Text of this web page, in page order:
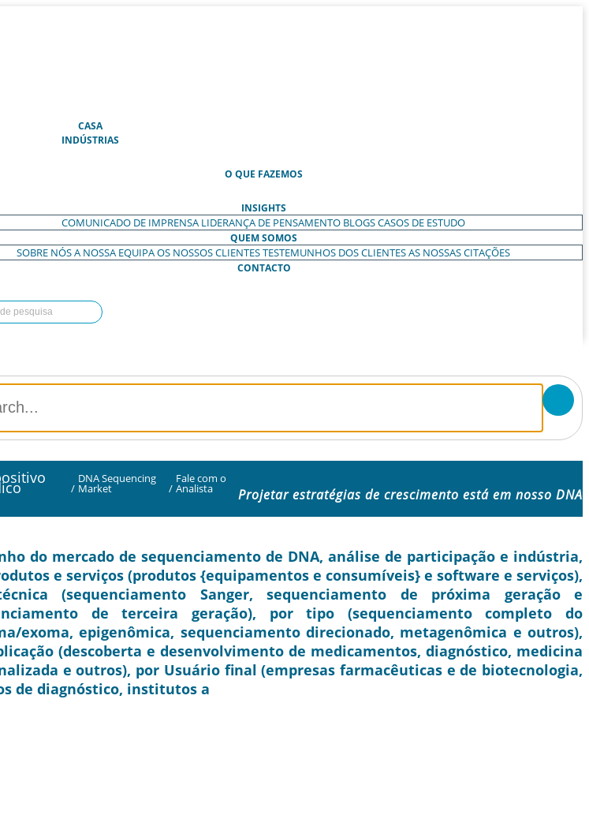
CASA(ATUAL)
INDÚSTRIAS
O QUE FAZEMOS
INSIGHTS
COMUNICADO DE IMPRENSA LIDERANÇA DE PENSAMENTO BLOGSCASOS DE ESTUDO
QUEM SOMOS
SOBRE NÓSA NOSSA EQUIPAOS NOSSOS CLIENTESTESTEMUNHOS DOS CLIENTESAS NOSSAS CITAÇÕES
CONTACTO
/
DNA Sequencing
Market /
Fale com o
Analista Projetar estratégias de crescimento está em nosso DNA
do mercado de sequenciamento de DNA, análise de participação e indústria,
e serviços (produtos {equipamentos e consumíveis} e software e serviços),
(sequenciamento Sanger, sequenciamento de próxima geração e
de terceira geração), por tipo (sequenciamento completo do
exoma, epigenômica, sequenciamento direcionado, metagenômica e outros),
(descoberta e desenvolvimento de medicamentos, diagnóstico, medicina
e outros), por Usuário final (empresas farmacêuticas e de biotecnologia,
de diagnóstico, institutos a